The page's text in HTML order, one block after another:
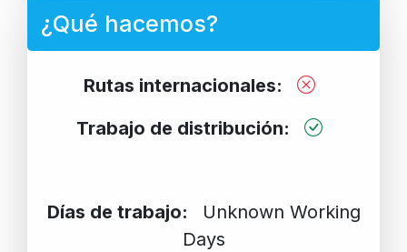
¿Qué hacemos?
Rutas internacionales:
Trabajo de distribución:
Días de trabajo:
Unknown Working
Days